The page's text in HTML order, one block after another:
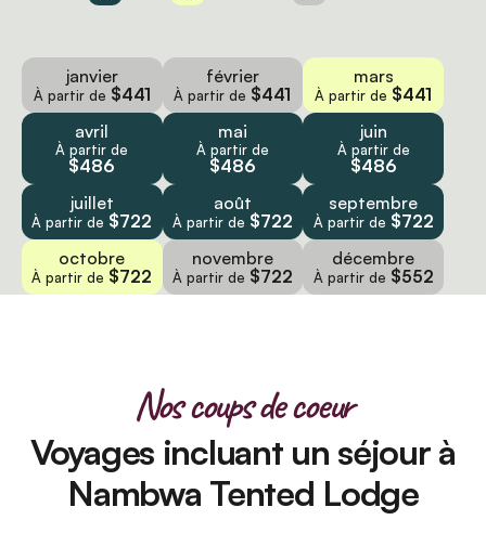
janvier
À partir de $441
février
À partir de $441
mars
À partir de $441
avril
À partir de
$486
mai
À partir de
$486
juin
À partir de
$486
juillet
À partir de $722
août
À partir de $722
septembre
À partir de $722
octobre
À partir de $722
novembre
À partir de $722
décembre
À partir de $552
Nos coups de coeur
Voyages incluant un séjour à
Nambwa Tented Lodge